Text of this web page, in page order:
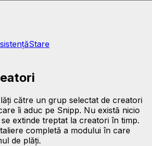
Stare
către un grup selectat de creatori
îi aduc pe Snipp. Nu există nicio
extinde treptat la creatori în timp.
completă a modului în care
de plăți.